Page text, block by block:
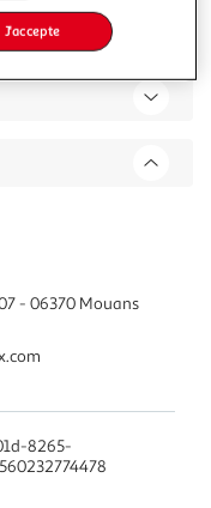
- 06370 Mouans
8265-
J'accepte